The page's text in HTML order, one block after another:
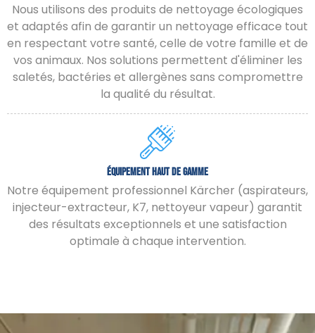
Nous utilisons des produits de nettoyage écologiques
et adaptés afin de garantir un nettoyage efficace tout
en respectant votre santé, celle de votre famille et de
vos animaux. Nos solutions permettent d'éliminer les
saletés, bactéries et allergènes sans compromettre
la qualité du résultat.
Équipement Haut De Gamme
Notre équipement professionnel Kärcher (aspirateurs,
injecteur-extracteur, K7, nettoyeur vapeur) garantit
des résultats exceptionnels et une satisfaction
optimale à chaque intervention.